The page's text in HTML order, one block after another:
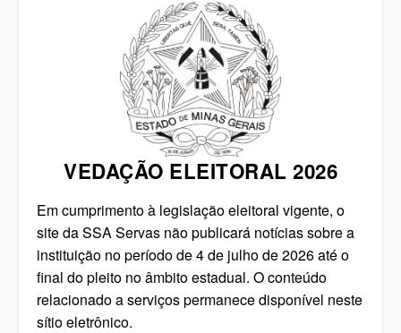
VEDAÇÃO ELEITORAL 2026
Em cumprimento à legislação eleitoral vigente, o
site da SSA Servas não publicará notícias sobre a
instituição no período de 4 de julho de 2026 até o
final do pleito no âmbito estadual. O conteúdo
relacionado a serviços permanece disponível neste
sítio eletrônico.